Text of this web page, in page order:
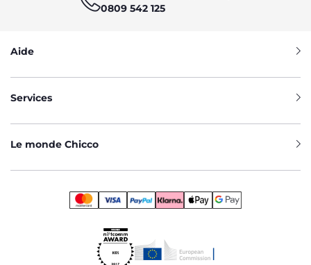
0809 542 125
Aide
Services
Le monde Chicco